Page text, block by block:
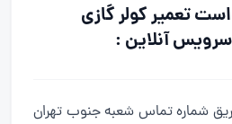
تعمیر کولر گازی
سرویس آنلاین :
شماره تماس شعبه جنوب تهران